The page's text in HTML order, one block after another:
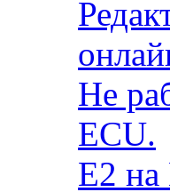
Не
ECU.
E2